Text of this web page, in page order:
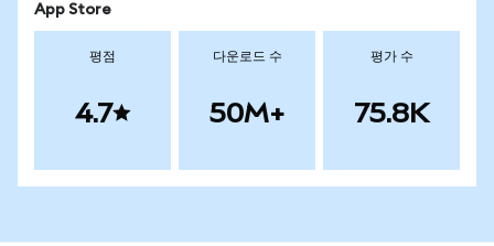
App Store
평점
4.7
다운로드 수
50M+
평가 수
75.8K